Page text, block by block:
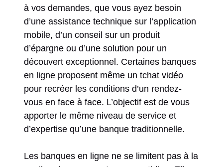
à vos demandes, que vous ayez besoin
d’une assistance technique sur l’application
mobile, d’un conseil sur un produit
d’épargne ou d’une solution pour un
découvert exceptionnel. Certaines banques
en ligne proposent même un tchat vidéo
pour recréer les conditions d’un rendez-
vous en face à face. L’objectif est de vous
apporter le même niveau de service et
d’expertise qu’une banque traditionnelle.
Les banques en ligne ne se limitent pas à la